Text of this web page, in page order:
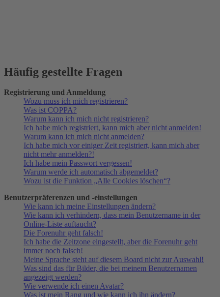
Häufig gestellte Fragen
Registrierung und Anmeldung
Wozu muss ich mich registrieren?
Was ist COPPA?
Warum kann ich mich nicht registrieren?
Ich habe mich registriert, kann mich aber nicht anmelden!
Warum kann ich mich nicht anmelden?
Ich habe mich vor einiger Zeit registriert, kann mich aber
nicht mehr anmelden?!
Ich habe mein Passwort vergessen!
Warum werde ich automatisch abgemeldet?
Wozu ist die Funktion „Alle Cookies löschen“?
Benutzerpräferenzen und -einstellungen
Wie kann ich meine Einstellungen ändern?
Wie kann ich verhindern, dass mein Benutzername in der
Online-Liste auftaucht?
Die Forenuhr geht falsch!
Ich habe die Zeitzone eingestellt, aber die Forenuhr geht
immer noch falsch!
Meine Sprache steht auf diesem Board nicht zur Auswahl!
Was sind das für Bilder, die bei meinem Benutzernamen
angezeigt werden?
Wie verwende ich einen Avatar?
Was ist mein Rang und wie kann ich ihn ändern?